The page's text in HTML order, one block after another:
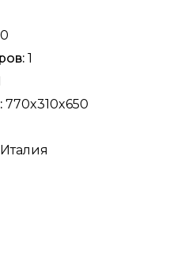
1
770x310x650
Италия